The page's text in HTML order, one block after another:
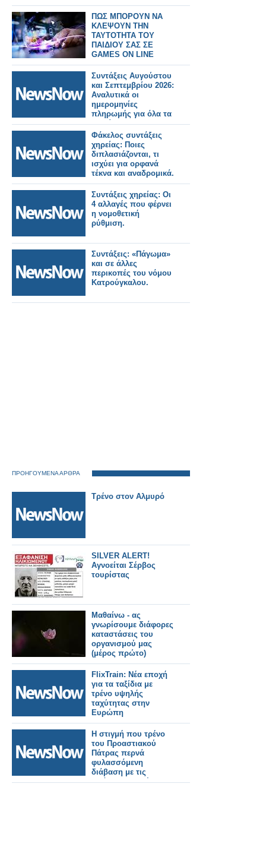
ΠΩΣ ΜΠΟΡΟΥΝ ΝΑ
ΚΛΕΨΟΥΝ ΤΗΝ
ΤΑΥΤΟΤΗΤΑ ΤΟΥ
ΠΑΙΔΙΟΥ ΣΑΣ ΣΕ
GAMES ON LINE
Συντάξεις Αυγούστου
και Σεπτεμβρίου 2026:
Αναλυτικά οι
ημερομηνίες
πληρωμής για όλα τα
Ταμεία.
Φάκελος συντάξεις
χηρείας: Ποιες
διπλασιάζονται, τι
ισχύει για ορφανά
τέκνα και αναδρομικά.
Συντάξεις χηρείας: Οι
4 αλλαγές που φέρνει
η νομοθετική
ρύθμιση.
Συντάξεις: «Πάγωμα»
και σε άλλες
περικοπές του νόμου
Κατρούγκαλου.
ΠΡΟΗΓΟΥΜΕΝΑ ΑΡΘΡΑ
Τρένο στον Αλμυρό
SILVER ALERT!
Αγνοείται Σέρβος
τουρίστας
Μαθαίνω - ας
γνωρίσουμε διάφορες
καταστάσεις του
οργανισμού μας
(μέρος πρώτο)
FlixTrain: Nέα εποχή
για τα ταξίδια με
τρένο υψηλής
ταχύτητας στην
Ευρώπη
Η στιγμή που τρένο
του Προαστιακού
Πάτρας περνά
φυλασσόμενη
διάβαση με τις
μπάρες ανοιχτές- Τι